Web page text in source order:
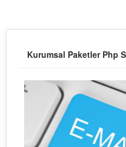
Kurumsal Paketler Php